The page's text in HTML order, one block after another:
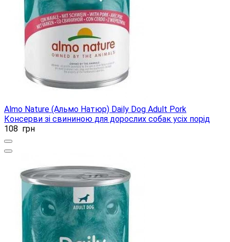
Almo Nature (Альмо Натюр) Daily Dog Adult Pork
Консерви зі свининою для дорослих собак усіх порід
108 грн